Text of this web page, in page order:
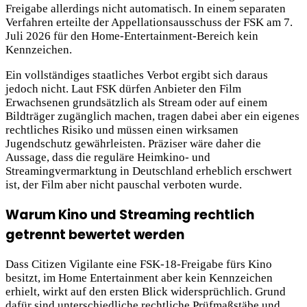
Freigabe allerdings nicht automatisch. In einem separaten
Verfahren erteilte der Appellationsausschuss der FSK am 7.
Juli 2026 für den Home-Entertainment-Bereich kein
Kennzeichen.
Ein vollständiges staatliches Verbot ergibt sich daraus
jedoch nicht. Laut FSK dürfen Anbieter den Film
Erwachsenen grundsätzlich als Stream oder auf einem
Bildträger zugänglich machen, tragen dabei aber ein eigenes
rechtliches Risiko und müssen einen wirksamen
Jugendschutz gewährleisten. Präziser wäre daher die
Aussage, dass die reguläre Heimkino- und
Streamingvermarktung in Deutschland erheblich erschwert
ist, der Film aber nicht pauschal verboten wurde.
Warum Kino und Streaming rechtlich
getrennt bewertet werden
Dass Citizen Vigilante eine FSK-18-Freigabe fürs Kino
besitzt, im Home Entertainment aber kein Kennzeichen
erhielt, wirkt auf den ersten Blick widersprüchlich. Grund